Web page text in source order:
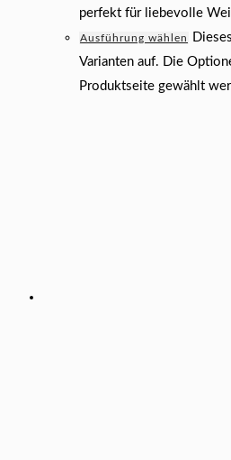
perfekt für liebevolle
Ausführung wählen
Varianten auf. Die
Produktseite gewählt